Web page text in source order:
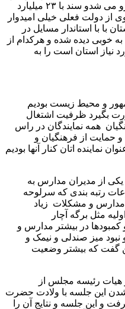
اجرا می شد استان با مشکل رو به رو می شدو سند با ۲۳ میلیارد
دولت فعلی خیلی امیدوار
با با استاندار مسایل در
خوبی دیده شده و هرکدام از
نیاز استان است را به
و محیط زیست بودیم
بگیرد ظرفیت اشتغال
همه نمایندگان در راس
حمایت از فرهنگیان و
نماینده اتان کنار آنها بودیم
از مدیران مدارس به
رتبه بندی که سرلوحه
مدارس و مشکلات زیاد
مثل برگه آچار
کمبودها در بیشتر مدارس و
میز صندلی و نیمک و
گفت که بیشتر وضعیت
هیات رئیسه مجلس از
این جلسه با ولادت حضرت
و این جلسه و نتایج آن را